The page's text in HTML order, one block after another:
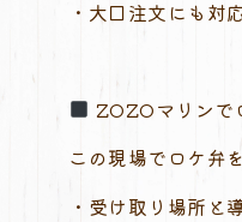
・大口注文にも対
ZOZOマリンで
この現場でロケ弁
・受け取り場所と